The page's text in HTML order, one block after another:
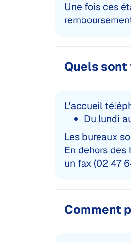
Une fois ces
Quels sont
L'accueil
Du lundi
Les bureaux
En dehors des
un fax (02 47
Comment